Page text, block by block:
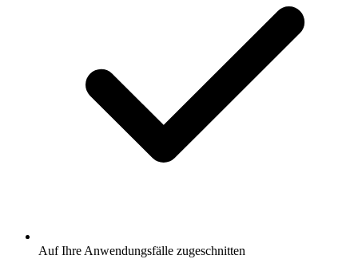
Auf Ihre Anwendungsfälle zugeschnitten